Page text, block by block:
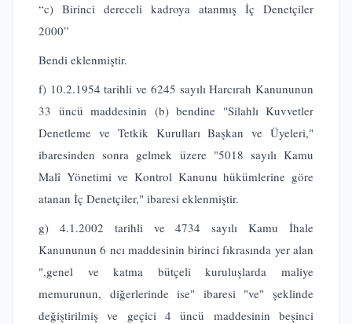
“c) Birinci dereceli kadroya atanmış İç Denetçiler
2000”
Bendi eklenmiştir.
f) 10.2.1954 tarihli ve 6245 sayılı Harcırah Kanununun
33 üncü maddesinin (b) bendine "Silahlı Kuvvetler
Denetleme ve Tetkik Kurulları Başkan ve Üyeleri,"
ibaresinden sonra gelmek üzere "5018 sayılı Kamu
Malî Yönetimi ve Kontrol Kanunu hükümlerine göre
atanan İç Denetçiler," ibaresi eklenmiştir.
g) 4.1.2002 tarihli ve 4734 sayılı Kamu İhale
Kanununun 6 ncı maddesinin birinci fıkrasında yer alan
",genel ve katma bütçeli kuruluşlarda maliye
memurunun, diğerlerinde ise" ibaresi "ve" şeklinde
değiştirilmiş ve geçici 4 üncü maddesinin beşinci